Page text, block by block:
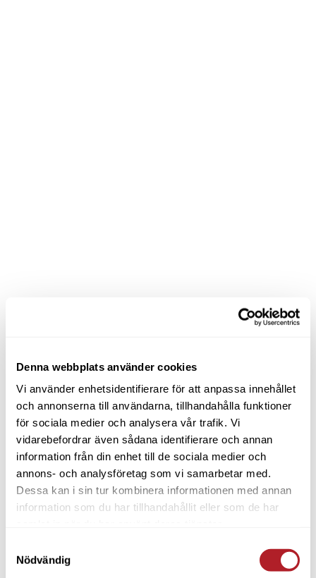
Denna webbplats använder cookies
Vi använder enhetsidentifierare för att anpassa innehållet
och annonserna till användarna, tillhandahålla funktioner
för sociala medier och analysera vår trafik. Vi
vidarebefordrar även sådana identifierare och annan
information från din enhet till de sociala medier och
annons- och analysföretag som vi samarbetar med.
Dessa kan i sin tur kombinera informationen med annan
information som du har tillhandahållit eller som de har
Nödvändig